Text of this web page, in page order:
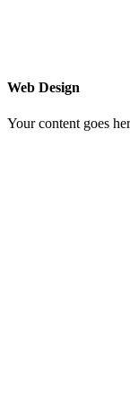
Web Design
Your content goes